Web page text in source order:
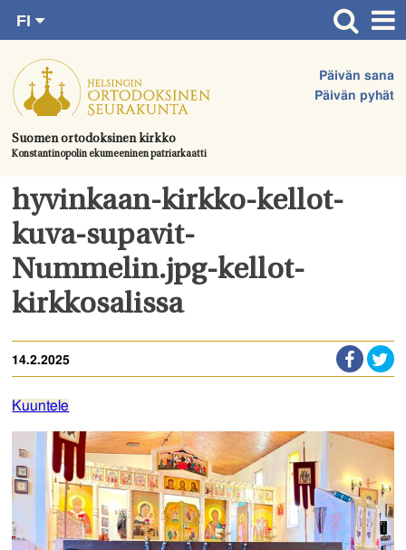
suoraan
sisältöön.
Suomen ortodoksinen kirkko
Konstantinopolin ekumeeninen patriarkaatti
Päivän sana
Päivän pyhät
FI
SV
EN
UA
Etusivu
Ajankohtaista
Juhlat & toimitukset
Kirkot
Apua & tukea
Tule mukaan
Hautausmaa
hyvinkaan-kirkko-kellot-
kuva-supavit-
Nummelin.jpg-kellot-
kirkkosalissa
14.2.2025
Kuuntele